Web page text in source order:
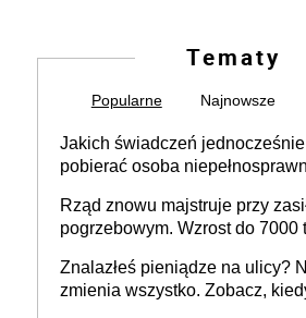
Tematy
Popularne Najnowsze
Jakich świadczeń
pobierać osoba
Rząd znowu majstruje przy
pogrzebowym. Wzrost do 7000
Znalazłeś pieniądze na ulicy?
zmienia wszystko. Zobacz,